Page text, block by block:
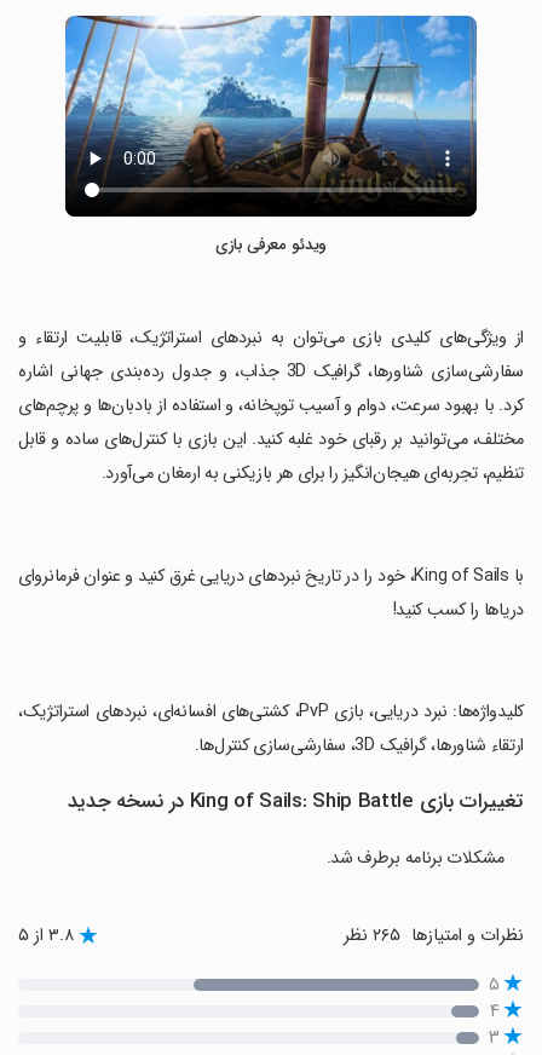
ویدئو معرفی بازی
‏از ویژگی‌های کلیدی بازی می‌توان به نبردهای استراتژیک، قابلیت ارتقاء و
سفارشی‌سازی شناورها، گرافیک 3D جذاب، و جدول رده‌بندی جهانی اشاره
کرد. با بهبود سرعت، دوام و آسیب توپخانه، و استفاده از بادبان‌ها و پرچم‌های
مختلف، می‌توانید بر رقبای خود غلبه کنید. این بازی با کنترل‌های ساده و قابل
تنظیم، تجربه‌ای هیجان‌انگیز را برای هر بازیکنی به ارمغان می‌آورد.
‏با King of Sails، خود را در تاریخ نبردهای دریایی غرق کنید و عنوان فرمانروای
دریاها را کسب کنید!
‏کلیدواژه‌ها: نبرد دریایی، بازی PvP، کشتی‌های افسانه‌ای، نبردهای استراتژیک،
ارتقاء شناورها، گرافیک 3D، سفارشی‌سازی کنترل‌ها.
تغییرات بازی King of Sails: Ship Battle در نسخه جدید
مشکلات برنامه برطرف شد.
نظرات و امتیازها ۳.۸ از ۵
۵
۴
۳